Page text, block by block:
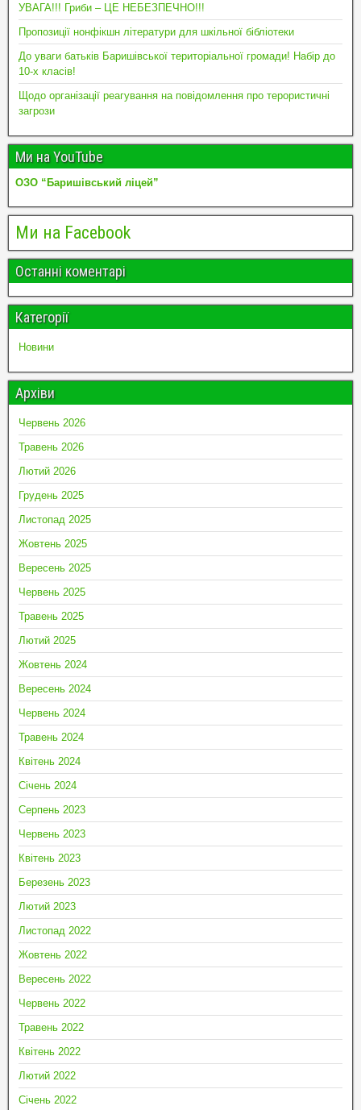
УВАГА!!! Гриби – ЦЕ НЕБЕЗПЕЧНО!!!
Пропозиції нонфікшн літератури для шкільної бібліотеки
До уваги батьків Баришівської територіальної громади! Набір до
10-х класів!
Щодо організації реагування на повідомлення про терористичні
загрози
Ми на YouTube
ОЗО “Баришівський ліцей”
Ми на Facebook
Останні коментарі
Категорії
Новини
Архіви
Червень 2026
Травень 2026
Лютий 2026
Грудень 2025
Листопад 2025
Жовтень 2025
Вересень 2025
Червень 2025
Травень 2025
Лютий 2025
Жовтень 2024
Вересень 2024
Червень 2024
Травень 2024
Квітень 2024
Січень 2024
Серпень 2023
Червень 2023
Квітень 2023
Березень 2023
Лютий 2023
Листопад 2022
Жовтень 2022
Вересень 2022
Червень 2022
Травень 2022
Квітень 2022
Лютий 2022
Січень 2022